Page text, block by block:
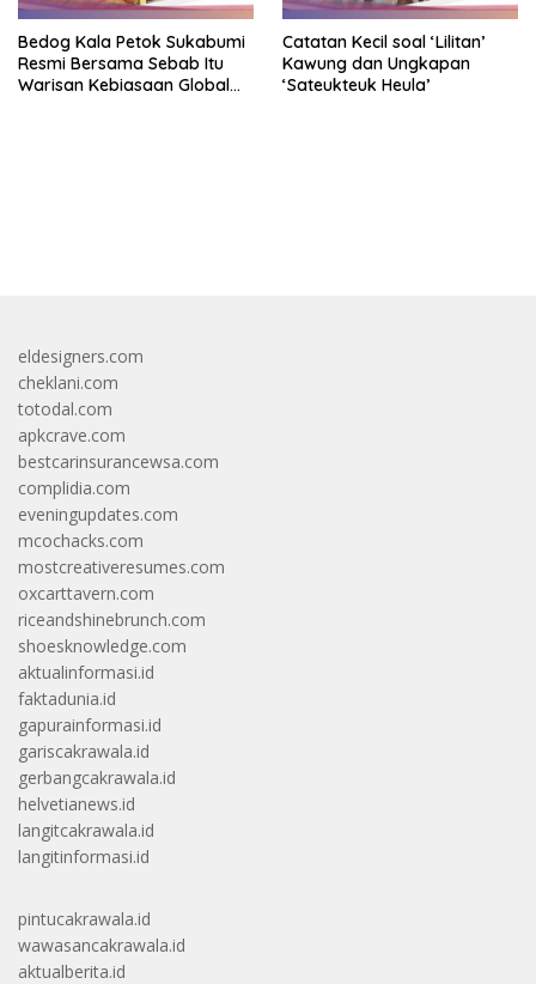
Bedog Kala Petok Sukabumi
Resmi Bersama Sebab Itu
Warisan Kebiasaan Global
Catatan Kecil soal ‘Lilitan’
Kawung dan Ungkapan
‘Sateukteuk Heula’
eldesigners.com
cheklani.com
totodal.com
apkcrave.com
bestcarinsurancewsa.com
complidia.com
eveningupdates.com
mcochacks.com
mostcreativeresumes.com
oxcarttavern.com
riceandshinebrunch.com
shoesknowledge.com
aktualinformasi.id
faktadunia.id
gapurainformasi.id
gariscakrawala.id
gerbangcakrawala.id
helvetianews.id
langitcakrawala.id
langitinformasi.id
pintucakrawala.id
wawasancakrawala.id
aktualberita.id